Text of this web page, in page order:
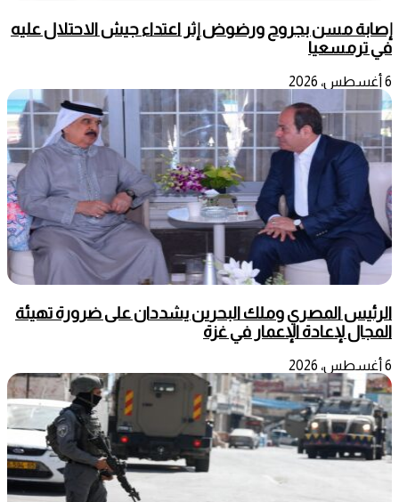
إصابة مسن بجروح ورضوض إثر اعتداء جيش الاحتلال عليه
في ترمسعيا
6 أغسطس، 2026
الرئيس المصري وملك البحرين يشددان على ضرورة تهيئة
المجال لإعادة الإعمار في غزة
6 أغسطس، 2026